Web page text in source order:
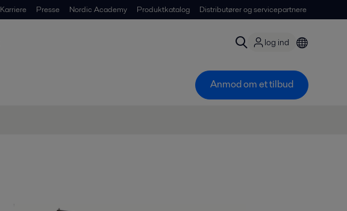
Karriere Presse Nordic Academy Produktkatalog Distributører og servicepartnere
log ind
Anmod om et tilbud